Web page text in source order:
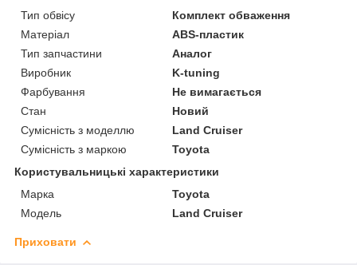
Тип обвісу
Комплект обваження
Матеріал
ABS-пластик
Тип запчастини
Аналог
Виробник
K-tuning
Фарбування
Не вимагається
Стан
Новий
Сумісність з моделлю
Land Cruiser
Сумісність з маркою
Toyota
Користувальницькі характеристики
Марка
Toyota
Модель
Land Cruiser
Приховати